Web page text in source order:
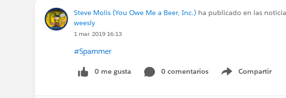
Steve Molis (You Owe Me a Beer, Inc.) ha publicado en las
weesly
1 mar. 2019 16:13
#Spammer
0 me gusta 0 comentarios Compartir
Show menu